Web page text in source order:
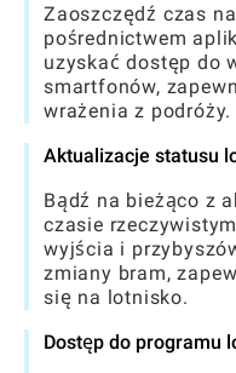
Zaoszczędź czas
pośrednictwem
uzyskać dostęp do
smartfonów,
wrażenia z podróży.
Aktualizacje statusu
Bądź na bieżąco z
czasie
wyjścia i
zmiany bram,
się na lotnisko.
Dostęp do programu